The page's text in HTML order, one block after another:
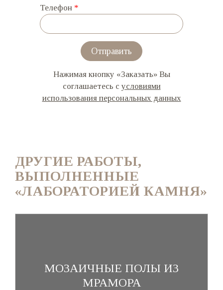
Телефон *
Отправить
Нажимая кнопку «Заказать» Вы
соглашаетесь с условиями
использования персональных данных
ДРУГИЕ РАБОТЫ,
ВЫПОЛНЕННЫЕ
«ЛАБОРАТОРИЕЙ КАМНЯ»
МОЗАИЧНЫЕ ПОЛЫ ИЗ
МРАМОРА